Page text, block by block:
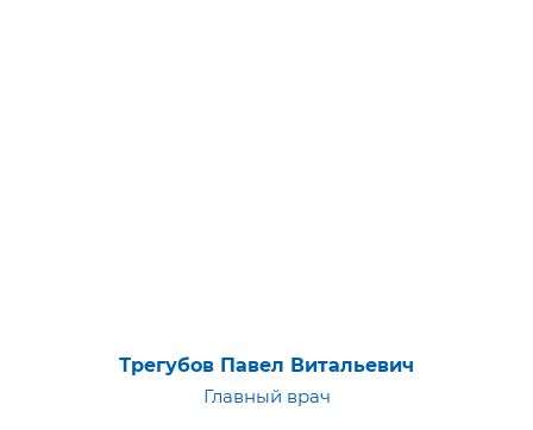
Трегубов Павел Витальевич
Главный врач